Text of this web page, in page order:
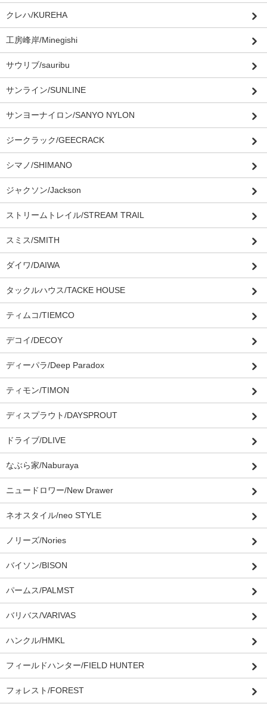
クレハ/KUREHA
工房峰岸/Minegishi
サウリブ/sauribu
サンライン/SUNLINE
サンヨーナイロン/SANYO NYLON
ジークラック/GEECRACK
シマノ/SHIMANO
ジャクソン/Jackson
ストリームトレイル/STREAM TRAIL
スミス/SMITH
ダイワ/DAIWA
タックルハウス/TACKE HOUSE
ティムコ/TIEMCO
デコイ/DECOY
ディーパラ/Deep Paradox
ティモン/TIMON
ディスプラウト/DAYSPROUT
ドライブ/DLIVE
なぶら家/Naburaya
ニュードロワー/New Drawer
ネオスタイル/neo STYLE
ノリーズ/Nories
バイソン/BISON
パームス/PALMST
バリバス/VARIVAS
ハンクル/HMKL
フィールドハンター/FIELD HUNTER
フォレスト/FOREST